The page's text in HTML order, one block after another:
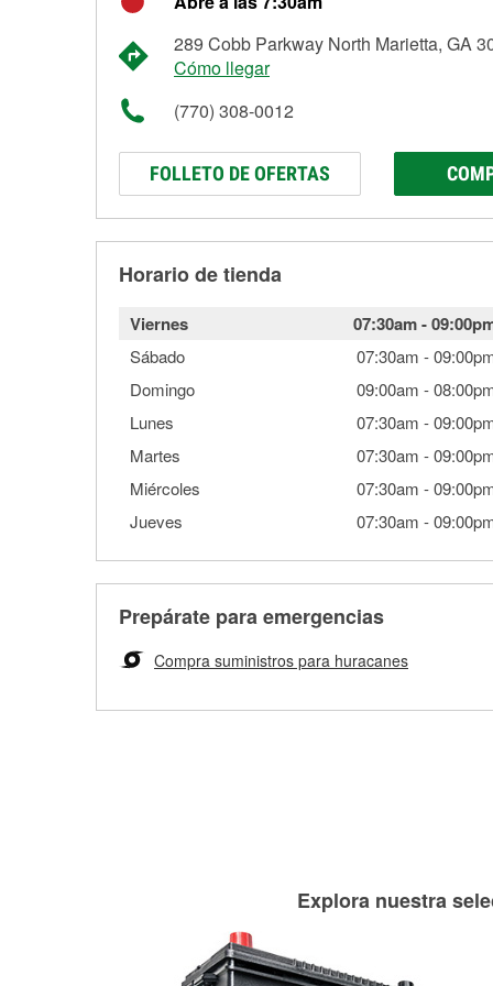
289 Cobb Parkway North Marietta, GA
Cómo llegar
(770) 308-0012
FOLLETO DE OFERTAS
Horario de tienda
Viernes 07:30am-
Sábado 07:30am -
Domingo
09:00am -
Lunes
07:30am -
Martes
07:30am -
Miércoles
07:30am -
Jueves
07:30am -
Prepárate para emergencias
Compra suministros para huracanes
Explora nuestra